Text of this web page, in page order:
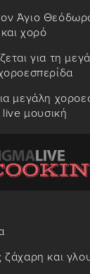
Άγιο
χορό
για τη
μεγάλη
μουσική
ζάχαρη και